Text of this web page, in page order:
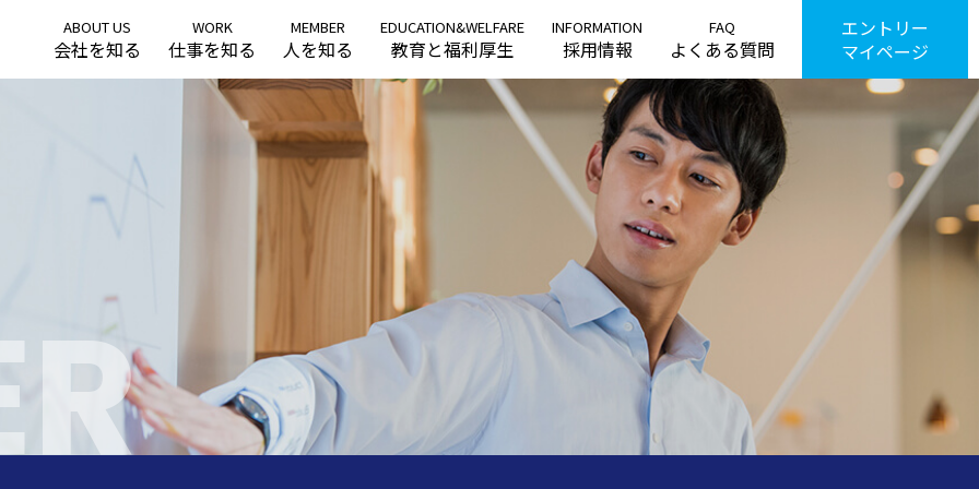
ABOUT US
会社を知る
WORK
仕事を知る
MEMBER
人を知る
EDUCATION&WELFARE
教育と福利厚生
INFORMATION
採用情報
FAQ
よくある質問
エントリー
マイページ